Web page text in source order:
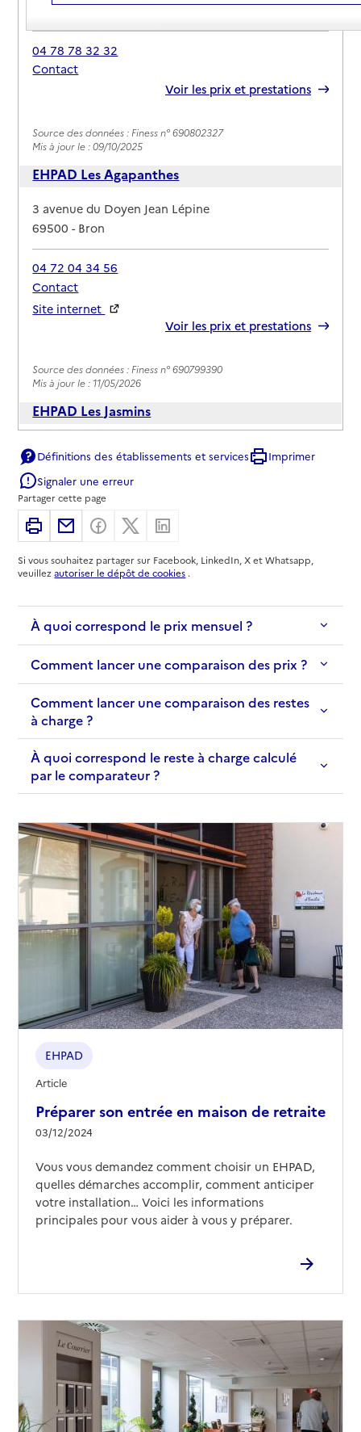
69500-Bron
04 78 78 32 32
Contact
Voir les prix et prestations
Source des données : Finess n° 690802327
Mis à jour le : 09/10/2025
EHPAD Les Agapanthes
Adresse
3 avenue du Doyen Jean Lépine
69500-Bron
04 72 04 34 56
Contact
Site internet
Voir les prix et prestations
Source des données : Finess n° 690799390
Mis à jour le : 11/05/2026
EHPAD Les Jasmins
69500-Bron
04 72 81 49 00
Contact
Site internet
Rapport HAS
Voir les prix et prestations
Source des données : Finess n° 690042171
Mis à jour le : 11/05/2026
Définitions des établissements et services
Imprimer
Signaler une erreur
Partager cette page
ImprimerPartager par email
Partager sur Facebook
Partager sur X
Si vous souhaitez partager sur Facebook, LinkedIn, X et Whatsapp,
veuillezautoriser le dépôt de cookies .
À quoi correspond le prix mensuel ?
Comment lancer une comparaison des prix ?
Comment lancer une comparaison des restes
à charge ?
À quoi correspond le reste à charge calculé
par le comparateur ?
Préparer son entrée en maison de retraite
03/12/2024
EHPAD
Article
Vous vous demandez comment choisir un EHPAD,
quelles démarches accomplir, comment anticiper
votre installation… Voici les informations
principales pour vous aider à vous y préparer.